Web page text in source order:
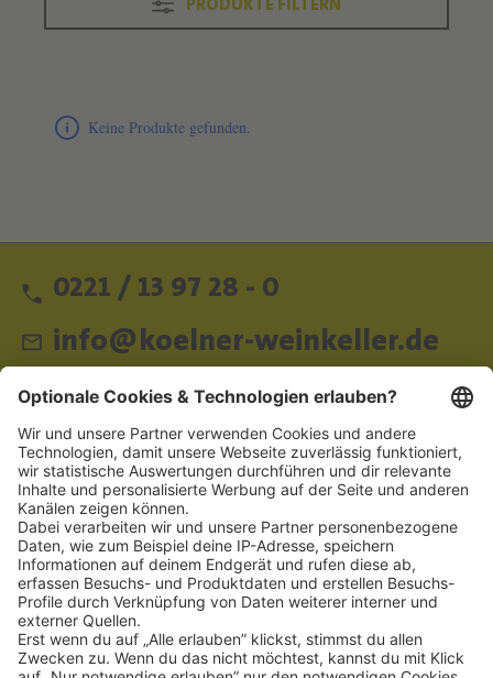
PRODUKTE FILTERN
Keine Produkte gefunden.
0221 / 13 97 28 - 0
info@koelner-weinkeller.de
Schnellzugriff
ZAHLUNGSMETHODEN
SOCIAL
NEWSLETTER